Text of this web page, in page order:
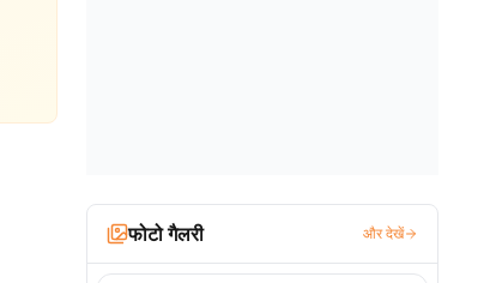
फोटो गैलरी और देखें